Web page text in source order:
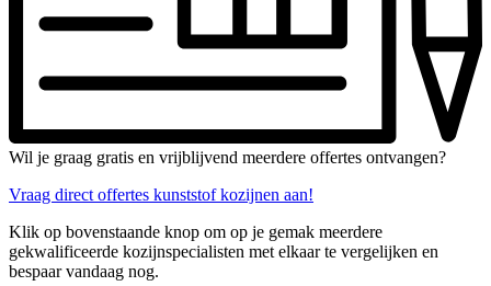
Wil je graag gratis en vrijblijvend meerdere offertes ontvangen?
Vraag direct offertes kunststof kozijnen aan!
Klik op bovenstaande knop om op je gemak meerdere
gekwalificeerde kozijnspecialisten met elkaar te vergelijken en
bespaar vandaag nog.